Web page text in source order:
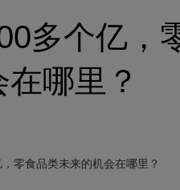
多个亿，
哪里？